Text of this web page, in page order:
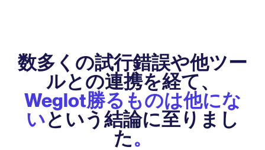
数多くの試行錯誤や他ツー
ルとの連携を経て、
Weglot勝るものは他にな
いという結論に至りまし
た。